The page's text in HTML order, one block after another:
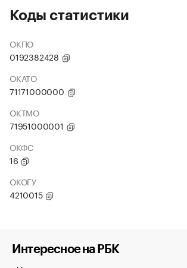
Коды статистики
ОКПО
0192382428
ОКАТО
71171000000
ОКТМО
71951000001
ОКФС
16
ОКОГУ
4210015
Интересное на РБК